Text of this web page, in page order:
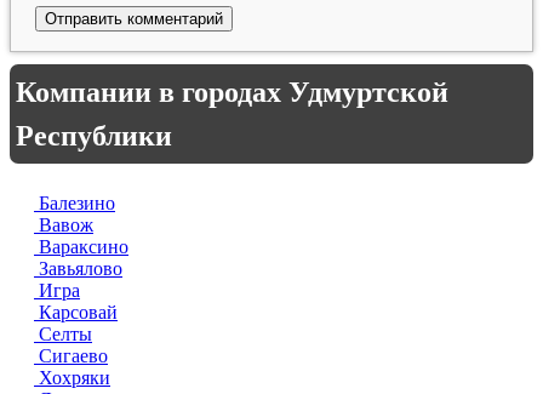
Компании в городах Удмуртской
Республики
Балезино
Вавож
Вараксино
Завьялово
Игра
Карсовай
Селты
Сигаево
Хохряки